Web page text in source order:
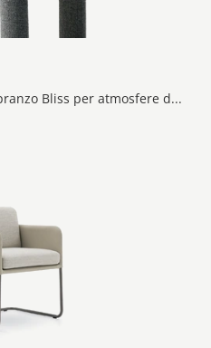
Ti presentiamo la sedia da pranzo Bliss per atmosfere design, tra le più originali Sedie fisse di Ditre Italia.